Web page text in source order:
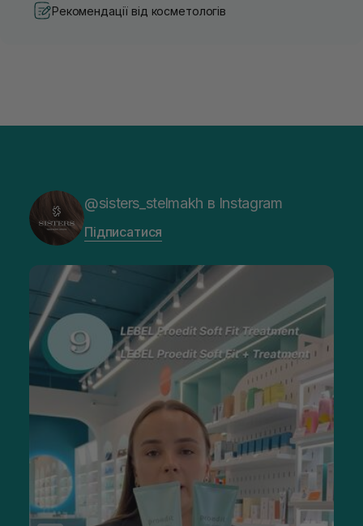
Рекомендації від косметологів
@sisters_stelmakh в Instagram
Підписатися